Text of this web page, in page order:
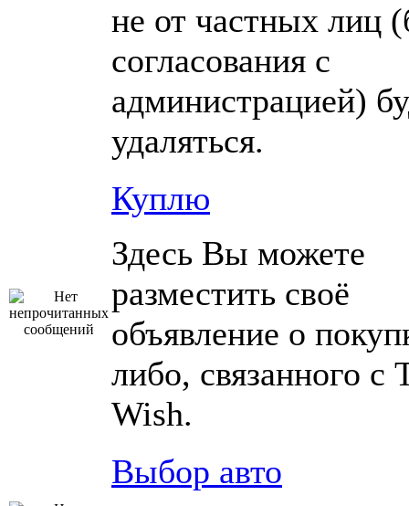
не от частных лиц
согласования с
администрацией)
удаляться.
Куплю
Здесь Вы можете
разместить своё
объявление о
либо, связанного с
Wish.
Выбор авто